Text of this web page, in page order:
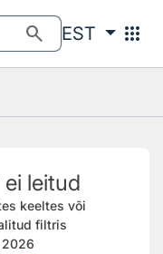
search EST apps
ei leitud
keeltes või
filtris
2026